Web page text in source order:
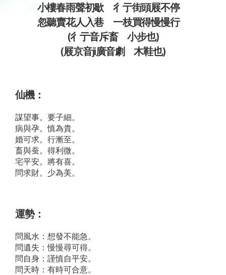
小樓春雨聲初歇 彳亍街頭屐不停
忽聽賣花人入巷 一枝買得慢慢行
(彳亍音斥畜 小步也)
(屐京音ji廣音劇 木鞋也)
仙機：
謀望事。要子細。
病與孕。慎為貴。
婚可求。行漸至。
畜與蚕。得利微。
宅平安。將有喜。
問求財。少為美。
運勢：
問風水：想發不能急。
問遺失：慢慢尋可得。
問自身：謹慎自平安。
問天時：有時可合意。